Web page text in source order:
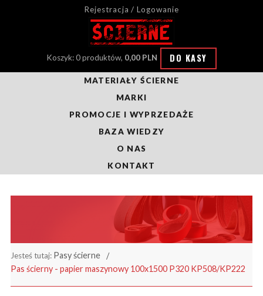
Rejestracja / Logowanie
Koszyk: 0 produktów, 0,00 PLN DO KASY
MATERIAŁY ŚCIERNE
MARKI
PROMOCJE I WYPRZEDAŻE
BAZA WIEDZY
O NAS
KONTAKT
Jesteś tutaj: Pasy ścierne
Pas ścierny - papier maszynowy 100x1500 P320 KP508/KP222